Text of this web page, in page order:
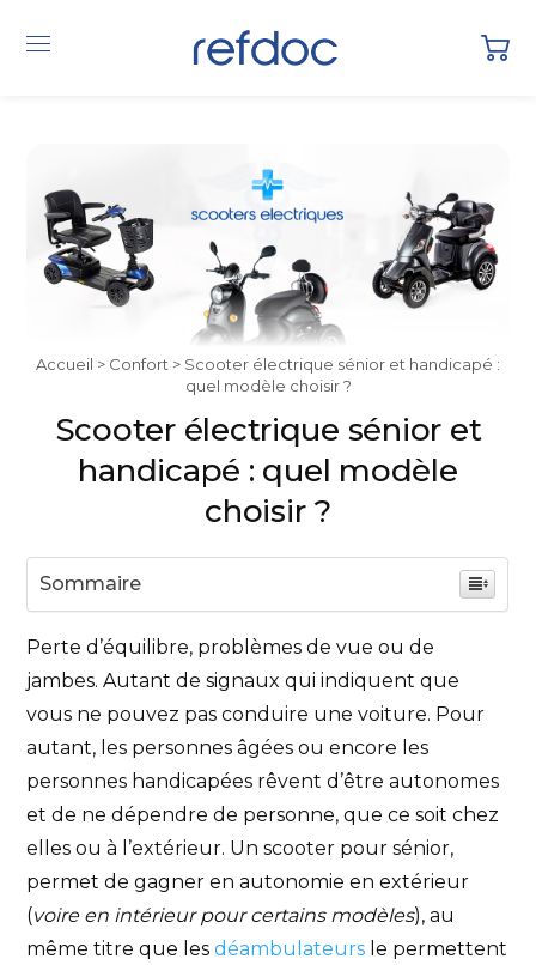
Accueil > Confort > Scooter électrique sénior et handicapé :
quel modèle choisir ?
Scooter électrique sénior et
handicapé : quel modèle
choisir ?
Sommaire
Perte d’équilibre, problèmes de vue ou de
jambes. Autant de signaux qui indiquent que
vous ne pouvez pas conduire une voiture. Pour
autant, les personnes âgées ou encore les
personnes handicapées rêvent d’être autonomes
et de ne dépendre de personne, que ce soit chez
elles ou à l’extérieur. Un scooter pour sénior,
permet de gagner en autonomie en extérieur
(voire en intérieur pour certains modèles), au
même titre que lesdéambulateurs le permettent